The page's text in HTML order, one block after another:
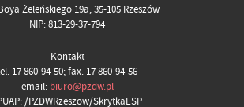
Żeleńskiego 19a, 35-105 Rzeszów
NIP: 813-29-37-794
Kontakt
17 860-94-50; fax. 17 860-94-56
email: biuro@pzdw.pl
/PZDWRzeszow/SkrytkaESP